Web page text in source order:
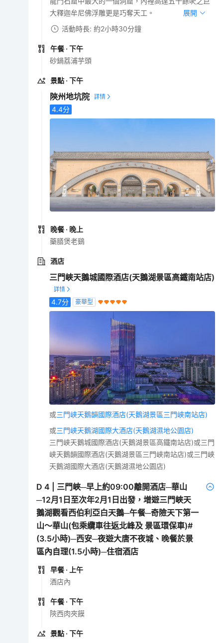
大釋迦牟尼佛浮雕更是巧奪天工。
展開
活動時長: 約2小時30分鐘
午餐 · 下午
砂鍋荔浦芋頭
景點 · 下午
陝州地坑院
4.4分
晚餐 · 晚上
藥膳煲老鷄
酒店
三門峽天鵝城國際酒店(天鵝湖景區高鐵南站店)
4.7分 豪華型
或三門峽天鵝韻國際酒店(天鵝湖景區三門峽南站店)
或三門峽天鵝湖國際大酒店(天鵝湖濕地公園店)
三門峽天鵝城國際酒店(天鵝湖景區高鐵南站店)或三門
峽天鵝韻國際酒店(天鵝湖景區三門峽南站店)或三門峽
天鵝湖國際大酒店(天鵝湖濕地公園店)
D4
三門峽─早上約09:00離開酒店─華山
─12月1日至次年2月1日出發，增遊三門峽天
鵝湖觀看西伯利亞白天鵝─午餐─奇險天下第一
山～華山(包乘纜車往返北峰及 景區環保車)#
(3.5小時)─西安─夜遊大唐不夜城、晚餐於景
區內自理(1.5小時)─住宿酒店
早餐 · 上午
酒店內
午餐 · 下午
陝西肉夾饃
景點 · 下午